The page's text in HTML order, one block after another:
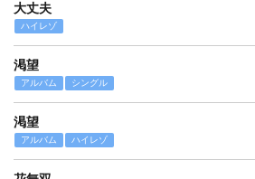
大丈夫
ハイレゾ
渇望
アルバム シングル
渇望
アルバム ハイレゾ